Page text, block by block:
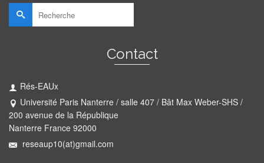
Rechercher :
Contact
Rés-EAUx
Université Paris Nanterre / salle 407 / Bât Max Weber-SHS /
200 avenue de la République
Nanterre France 92000
reseaup10(at)gmail.com